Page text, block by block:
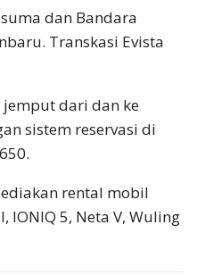
dan Bandara
Transkasi Evista
dari dan ke
sistem reservasi di
rental mobil
IONIQ 5, Neta V, Wuling